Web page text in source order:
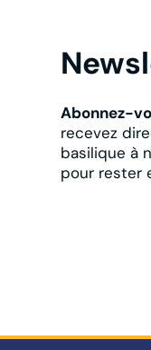
Abonnez-
recevez
basilique à
pour rester